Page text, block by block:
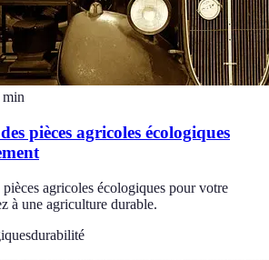
min
pièces agricoles écologiques
agricoles écologiques pour votre
à une agriculture durable.
durabilité